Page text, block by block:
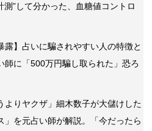
測”して分かった、血糖値コントロ
露】占いに騙されやすい人の特徴と
師に「500万円騙し取られた」恐ろ
よりヤクザ」細木数子が大儲けした
」を元占い師が解説。「今だったら